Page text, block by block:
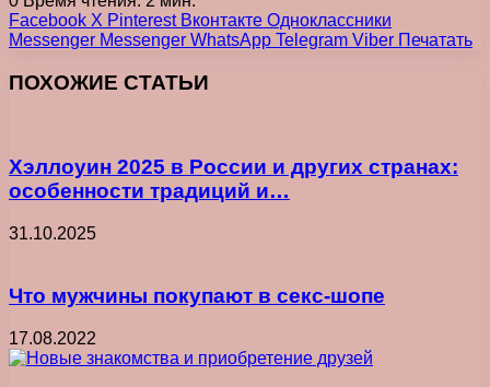
Facebook X Pinterest Вконтакте Одноклассники
Messenger Messenger WhatsApp Telegram Viber Печатать
ПОХОЖИЕ СТАТЬИ
Хэллоуин 2025 в России и других странах:
особенности традиций и…
31.10.2025
Что мужчины покупают в секс-шопе
17.08.2022